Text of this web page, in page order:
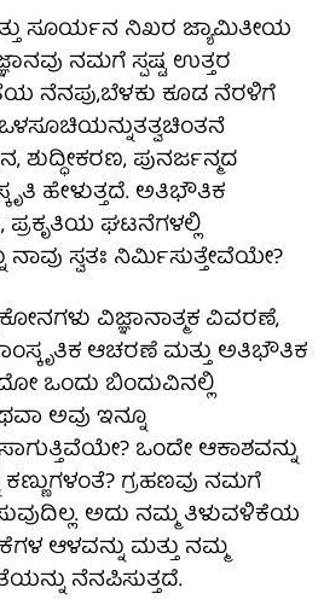
ಸೂರ್ಯನ ನಿಖರ ಜ್ಯಾಮಿತೀಯ
ನಮಗೆ ಸ್ಪಷ್ಟ ಉತ್ತರ
ನೆನಪು,ಬೆಳಕು ಕೂಡ ನೆರಳಿಗೆ
ಶುದ್ಧೀಕರಣ, ಪುನರ್ಜನ್ಮದ
ಹೇಳುತ್ತದೆ. ಅತಿಭೌತಿಕ
ಪ್ರಕೃತಿಯ ಘಟನೆಗಳಲ್ಲಿ
ಸ್ವತಃ ನಿರ್ಮಿಸುತ್ತೇವೆಯೇ?
ವಿಜ್ಞಾನಾತ್ಮಕ ವಿವರಣೆ,
ಆಚರಣೆ ಮತ್ತು ಅತಿಭೌತಿಕ
ಒಂದು ಬಿಂದುವಿನಲ್ಲಿ
ಅವು ಇನ್ನೂ
ಒಂದೇ ಆಕಾಶವನ್ನು
ಗ್ರಹಣವು ನಮಗೆ
ಅದು ನಮ್ಮ ತಿಳುವಳಿಕೆಯ
ಆಳವನ್ನು ಮತ್ತು ನಮ್ಮ
ನೆನಪಿಸುತ್ತದೆ.